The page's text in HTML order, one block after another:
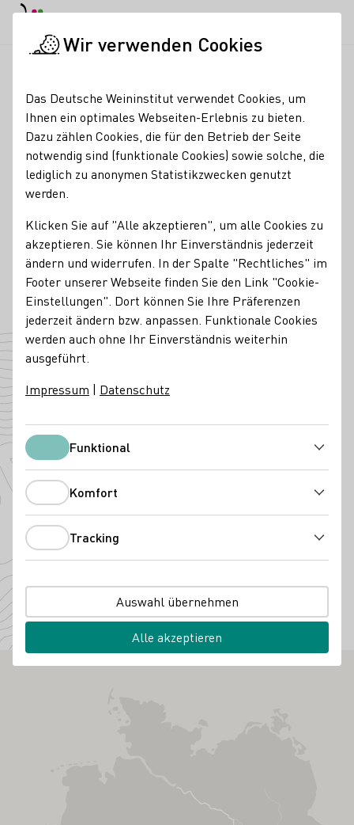
Weingut Robert Weil
Mitgliedschaften
VDP - Verband Deutscher Prädikats- und Qualitätsweingüter
Kontakt
Weingut Robert Weil
65399 Kiedrich Mühlberg 5 Rheingau
Deutschland
Telefonnummer
E-Mail-Adresse
Zur Website
Angebaute Rebsorten
Riesling
Wir verwenden Cookies
Das Deutsche Weininstitut verwendet Cookies, um
Ihnen ein optimales Webseiten-Erlebnis zu bieten.
Dazu zählen Cookies, die für den Betrieb der Seite
notwendig sind (funktionale Cookies) sowie solche, die
lediglich zu anonymen Statistikzwecken genutzt
werden.
Klicken Sie auf "Alle akzeptieren", um alle Cookies zu
akzeptieren. Sie können Ihr Einverständnis jederzeit
ändern und widerrufen. In der Spalte "Rechtliches" im
Footer unserer Webseite finden Sie den Link "Cookie-
Einstellungen". Dort können Sie Ihre Präferenzen
jederzeit ändern bzw. anpassen. Funktionale Cookies
werden auch ohne Ihr Einverständnis weiterhin
ausgeführt.
Impressum | Datenschutz
FunktionalFunktional
Komfort
Tracking
Auswahl übernehmen
Alle akzeptieren